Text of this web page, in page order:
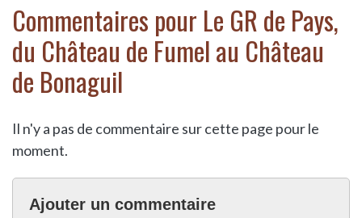
Commentaires pour Le GR de Pays,
du Château de Fumel au Château
de Bonaguil
Il n'y a pas de commentaire sur cette page pour le
moment.
Ajouter un commentaire